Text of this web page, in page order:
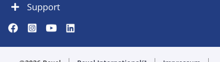
Support